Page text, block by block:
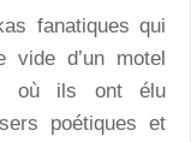
fanatiques qui
vide d’un motel
où ils ont élu
poétiques et